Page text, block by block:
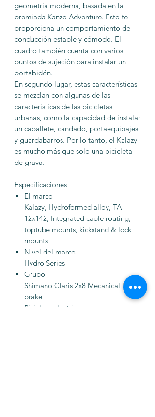
geometría moderna, basada en la
premiada Kanzo Adventure. Esto te
proporciona un comportamiento de
conducción estable y cómodo. El
cuadro también cuenta con varios
puntos de sujeción para instalar un
portabidón.
En segundo lugar, estas características
se mezclan con algunas de las
características de las bicicletas
urbanas, como la capacidad de instalar
un caballete, candado, portaequipajes
y guardabarros. Por lo tanto, el Kalazy
es mucho más que solo una bicicleta
de grava.
Especificaciones
El marco
Kalazy, Hydroformed alloy, TA
12x142, Integrated cable routing,
toptube mounts, kickstand & lock
mounts
Nivel del marco
Hydro Series
Grupo
Shimano Claris 2x8 Mecanical Disc
brake
Bicicleta electrica